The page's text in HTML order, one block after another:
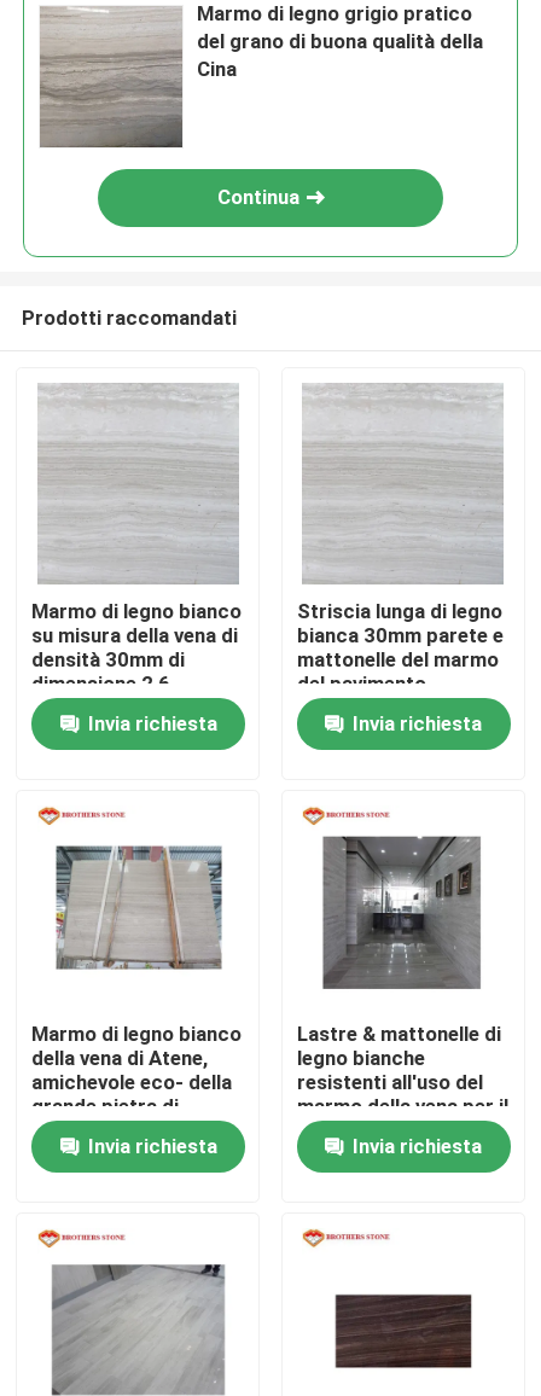
Casa.
Su di noi
Visita alla fabbrica
Contattaci
Notizie
Casi
Chiedi un preventivo
Lastre di pietra del granito
Marmo di legno grigio pratico
del grano di buona qualità della
Cina
Continua
Prodotti raccomandati
Marmo di legno bianco
su misura della vena di
densità 30mm di
dimensione 2,6
Invia richiesta
Striscia lunga di legno
bianca 30mm parete e
mattonelle del marmo
del pavimento
Invia richiesta
Marmo di legno bianco
della vena di Atene,
amichevole eco- della
grande pietra di
marmo della lastra
Invia richiesta
Lastre & mattonelle di
legno bianche
resistenti all'uso del
marmo della vena per il
rivestimento per
pavimenti & del parete
Invia richiesta